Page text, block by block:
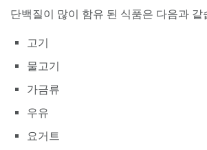
단백질이 많이 함유 된 식품은 다음과 같
고기
물고기
가금류
우유
요거트